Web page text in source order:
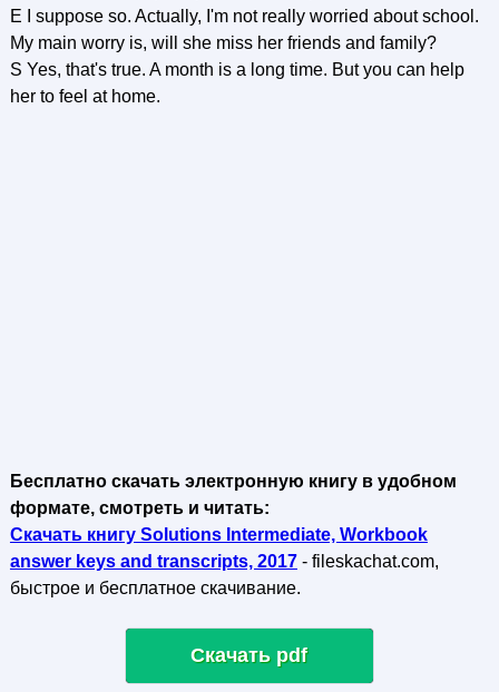
E I suppose so. Actually, I'm not really worried about school.
My main worry is, will she miss her friends and family?
S Yes, that's true. A month is a long time. But you can help
her to feel at home.
Бесплатно скачать электронную книгу в удобном
формате, смотреть и читать:
Скачать книгу Solutions Intermediate, Workbook
answer keys and transcripts, 2017- fileskachat.com,
быстрое и бесплатное скачивание.
Скачать pdf